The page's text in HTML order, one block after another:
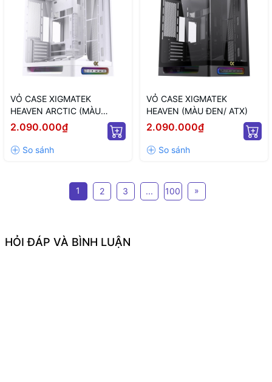
VỎ CASE XIGMATEK
HEAVEN ARCTIC (MÀU
TRẮNG/ ATX)
2.090.000₫
VỎ CASE XIGMATEK
HEAVEN (MÀU ĐEN/ ATX)
2.090.000₫
1 2 3 ... 100 »
HỎI ĐÁP VÀ BÌNH LUẬN